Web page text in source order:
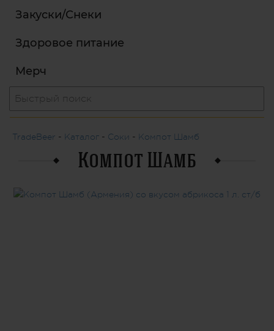
Закуски/Снеки
Здоровое питание
Мерч
TradeBeer - Каталог - Соки - Компот Шамб
Компот Шамб